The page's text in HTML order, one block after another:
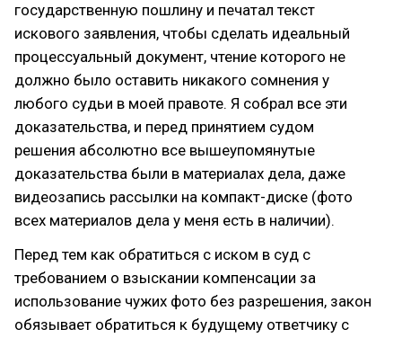
государственную пошлину и печатал текст
искового заявления, чтобы сделать идеальный
процессуальный документ, чтение которого не
должно было оставить никакого сомнения у
любого судьи в моей правоте. Я собрал все эти
доказательства, и перед принятием судом
решения абсолютно все вышеупомянутые
доказательства были в материалах дела, даже
видеозапись рассылки на компакт-диске (фото
всех материалов дела у меня есть в наличии).
Перед тем как обратиться с иском в суд с
требованием о взыскании компенсации за
использование чужих фото без разрешения, закон
обязывает обратиться к будущему ответчику с